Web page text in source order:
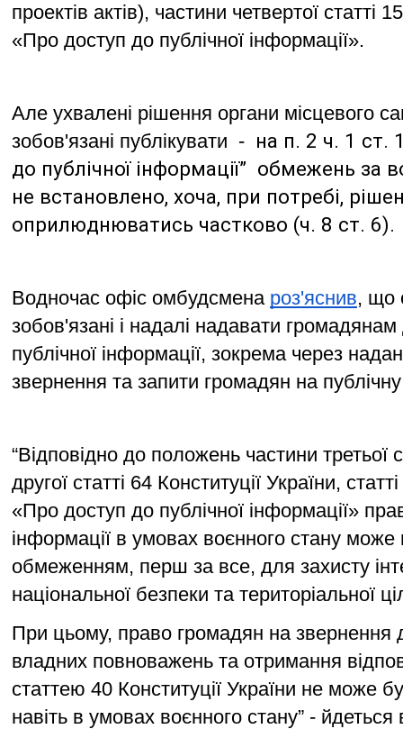
проектів актів), частини четвертої статті
«Про доступ до публічної інформації».
Але ухвалені рішення органи місцевого
зобов'язані публікувати  - на п. 2 ч. 1 ст.
до публічної інформації”  обмежень за
не встановлено, хоча, при потребі,
оприлюднюватись частково (ч. 8 ст. 6).
Водночас офіс омбудсмена роз'яснив, що
зобов'язані і надалі надавати
публічної інформації, зокрема через
звернення та запити громадян на
“Відповідно до положень частини третьої
другої статті 64 Конституції України,
«Про доступ до публічної інформації»
інформації в умовах воєнного стану може
обмеженням, перш за все, для захисту
національної безпеки та територіальної
При цьому, право громадян на звернення
владних повноважень та отримання
статтею 40 Конституції України не може
навіть в умовах воєнного стану” -